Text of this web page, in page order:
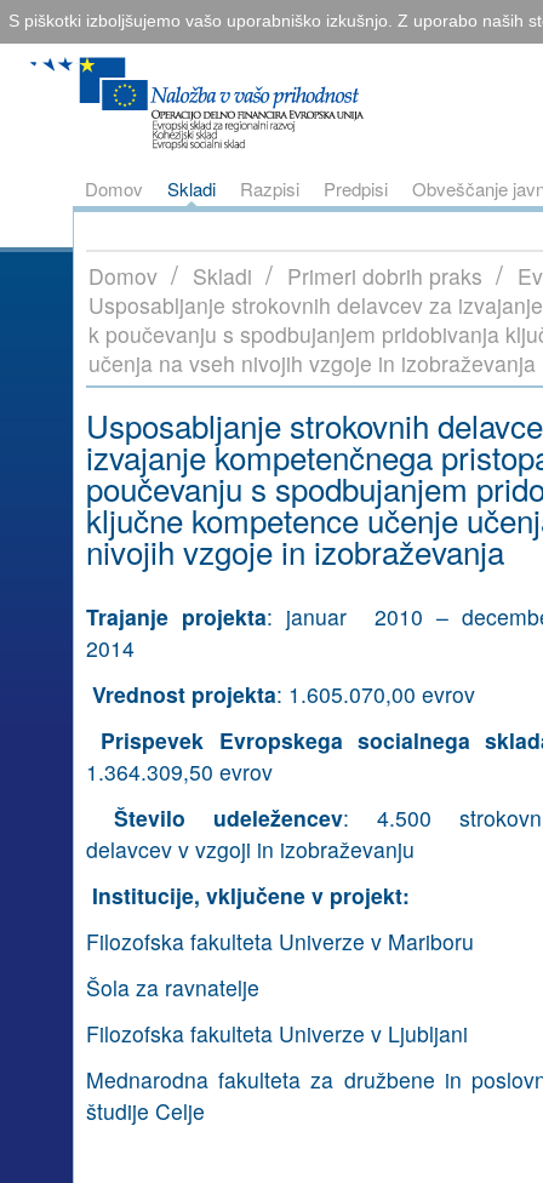
S piškotki izboljšujemo vašo uporabniško izkušnjo. Z uporabo naših
Domov Skladi Razpisi Predpisi Obveščanje
Domov / Skladi / Primeri dobrih praks /
Usposabljanje strokovnih delavcev za
k poučevanju s spodbujanjem pridobivanja
učenja na vseh nivojih vzgoje in izobraževanja
Usposabljanje strokovnih
izvajanje kompetenčnega
poučevanju s spodbujanjem
ključne kompetence učenje
nivojih vzgoje in izobraževanja
Trajanje projekta: januar 2010 –
2014
Vrednost projekta: 1.605.070,00 evrov
Prispevek Evropskega socialnega
1.364.309,50 evrov
Število udeležencev: 4.500
delavcev v vzgoji in izobraževanju
Institucije, vključene v projekt:
Filozofska fakulteta Univerze v Mariboru
Šola za ravnatelje
Filozofska fakulteta Univerze v Ljubljani
Mednarodna fakulteta za družbene in
študije Celje